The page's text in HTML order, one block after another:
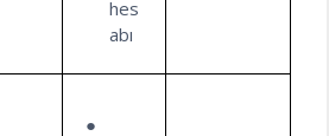
hes
abı